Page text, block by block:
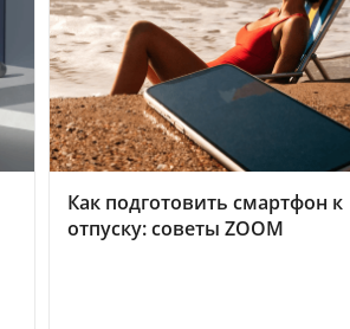
Как подготовить смартфон к
отпуску: советы ZOOM